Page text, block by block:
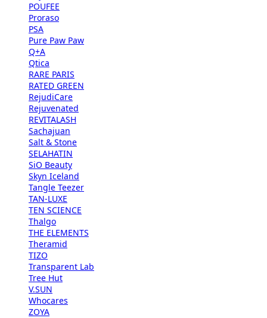
POUFEE
Proraso
PSA
Pure Paw Paw
Q+A
Qtica
RARE PARIS
RATED GREEN
RejudiCare
Rejuvenated
REVITALASH
Sachajuan
Salt & Stone
SELAHATIN
SiO Beauty
Skyn Iceland
Tangle Teezer
TAN-LUXE
TEN SCIENCE
Thalgo
THE ELEMENTS
Theramid
TIZO
Transparent Lab
Tree Hut
V.SUN
Whocares
ZOYA